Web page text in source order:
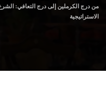
من درج الكرملين إلى درج التعافي:
الاستراتيجية